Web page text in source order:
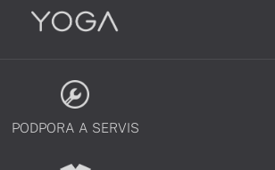
PODPORA A SERVIS